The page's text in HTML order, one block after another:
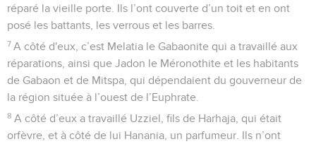
réparé la vieille porte. Ils l’ont couverte d’un toit et en ont
posé les battants, les verrous et les barres.
7 A côté d'eux, c’est Melatia le Gabaonite qui a travaillé aux
réparations, ainsi que Jadon le Méronothite et les habitants
de Gabaon et de Mitspa, qui dépendaient du gouverneur de
la région située à l’ouest de l’Euphrate.
8 A côté d’eux a travaillé Uzziel, fils de Harhaja, qui était
orfèvre, et à côté de lui Hanania, un parfumeur. Ils n’ont